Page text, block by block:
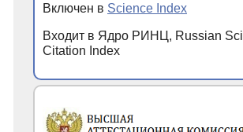
Включен в Science Index
Входит в Ядро РИНЦ, Russian
Citation Index